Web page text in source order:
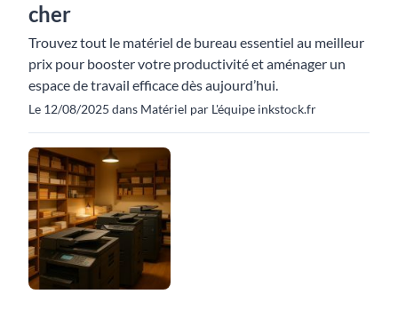
cher
Trouvez tout le matériel de bureau essentiel au meilleur
prix pour booster votre productivité et aménager un
espace de travail efficace dès aujourd’hui.
Le 12/08/2025 dans Matériel par L'équipe inkstock.fr